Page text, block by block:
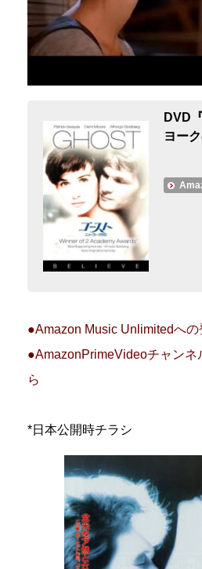
DVD
ヨーク
●Amazon Music Unlimitedへの
●AmazonPrimeVideoチャンネ
ら
*日本公開時チラシ